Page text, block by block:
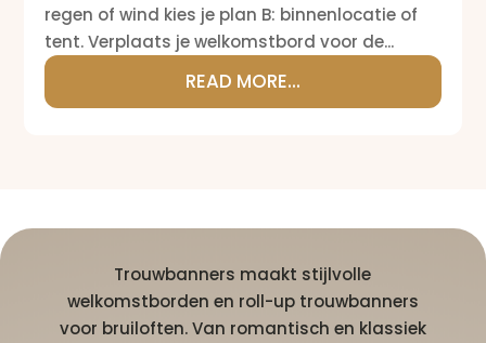
regen of wind kies je plan B: binnenlocatie of
tent. Verplaats je welkomstbord voor de...
READ MORE...
Trouwbanners maakt stijlvolle
welkomstborden en roll-up trouwbanners
voor bruiloften. Van romantisch en klassiek